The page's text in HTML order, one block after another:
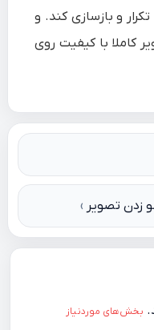
تکرار و بازسازی کند. و
کاملا با کیفیت روی
بخش‌های موردنیاز